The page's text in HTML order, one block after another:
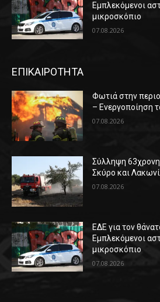
Εμπλεκόμενοι
μικροσκόπιο
07.08.2026
ΕΠΙΚΑΙΡΟΤΗΤΑ
Φωτιά στην
– Ενεργοποίηση
07.08.2026
Σύλληψη
Σκύρο και
07.08.2026
ΕΔΕ για τον
Εμπλεκόμενοι
μικροσκόπιο
07.08.2026